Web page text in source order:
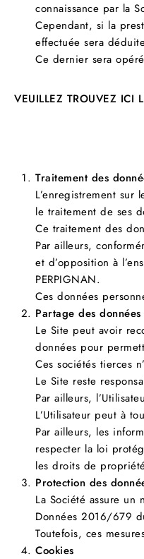
connaissance par la
Cependant, si la
effectuée sera
Ce dernier sera
VEUILLEZ TROUVEZ ICI
Traitement des
L’enregistrement
le traitement de ses
Ce traitement des
Par ailleurs,
et d’opposition à
PERPIGNAN.
Ces données
Partage des
Le Site peut avoir
données pour
Ces sociétés tierces
Le Site reste
Par ailleurs,
L’Utilisateur peut à
Par ailleurs, les
respecter la loi
les droits de
Protection des
La Société assure
Données 2016/679
Toutefois, ces
Cookies